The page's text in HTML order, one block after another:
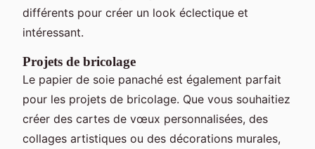
différents pour créer un look éclectique et
intéressant.
Projets de bricolage
Le papier de soie panaché est également parfait
pour les projets de bricolage. Que vous souhaitiez
créer des cartes de vœux personnalisées, des
collages artistiques ou des décorations murales,